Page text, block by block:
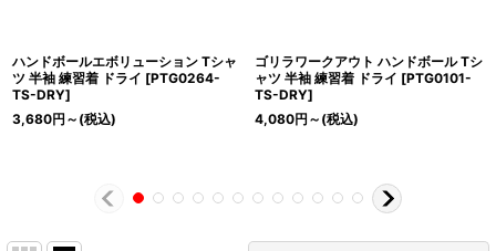
ハンドボールエボリューション Tシャ
ツ 半袖 練習着 ドライ [PTG0264-
TS-DRY]
3,680円 ～ (税込)
ゴリラワークアウト ハンドボール Tシ
ャツ 半袖 練習着 ドライ [PTG0101-
TS-DRY]
4,080円 ～ (税込)